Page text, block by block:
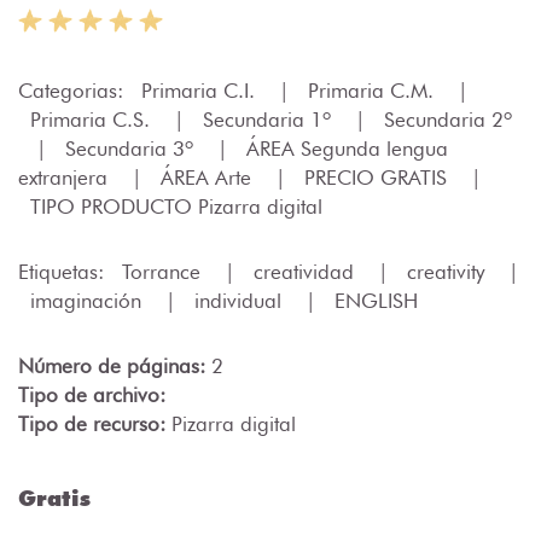
Categorias: Primaria C.I. | Primaria C.M.
|
Primaria C.S.
| Secundaria 1º |
Secundaria 2º
|
Secundaria 3º |
ÁREA Segunda lengua
extranjera
| ÁREA Arte | PRECIO GRATIS
|
TIPO PRODUCTO Pizarra digital
Etiquetas: Torrance | creatividad | creativity
|
imaginación
| individual | ENGLISH
Número de páginas: 2
Tipo de archivo:
Tipo de recurso: Pizarra digital
Gratis